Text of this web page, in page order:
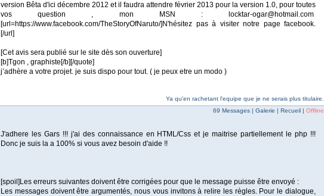
version Bêta d'ici décembre 2012 et il faudra attendre février 2013 pour la version 1.0, pour toutes
vos question , mon MSN : locktar-ogar@hotmail.com
[url=https://www.facebook.com/TheStoryOfNaruto/]N'hésitez pas à visiter notre page facebook.
[/url]
[Cet avis sera publié sur le site dès son ouverture]
[b]Tgon , graphiste[/b][/quote]
j’adhère a votre projet. je suis dispo pour tout. ( je peux etre un modo )
Ya qu'en rachetant l'equipe que je ne serais plus titulaire.
69 Messages | Galerie | Recueil | Offline
J'adhere les Gars !!! j'ai des connaissance en HTML/Css et je maitrise partiellement le php !!!
Donc je suis la a 100% si vous avez besoin d'aide !!
[spoil]Les erreurs suivantes doivent être corrigées pour que le message puisse être envoyé :
Les messages doivent être argumentés, nous vous invitons à relire les règles. Pour le dialogue,